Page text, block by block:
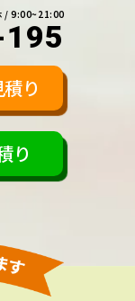
/ 9:00~21:00
り
り